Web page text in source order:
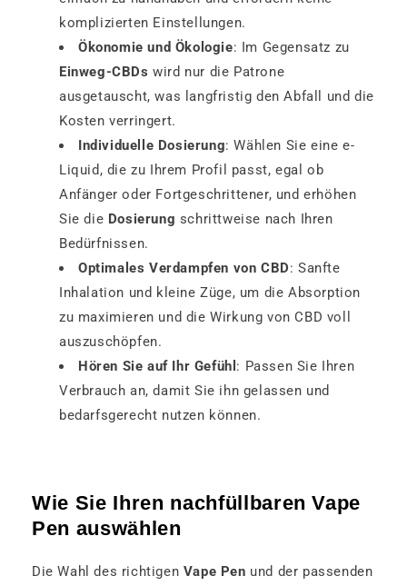
komplizierten Einstellungen.
Ökonomie und Ökologie: Im Gegensatz zu
Einweg-CBDs wird nur die Patrone
ausgetauscht, was langfristig den Abfall und die
Kosten verringert.
Individuelle Dosierung: Wählen Sie eine e-
Liquid, die zu Ihrem Profil passt, egal ob
Anfänger oder Fortgeschrittener, und erhöhen
Sie die Dosierung schrittweise nach Ihren
Bedürfnissen.
Optimales Verdampfen von CBD: Sanfte
Inhalation und kleine Züge, um die Absorption
zu maximieren und die Wirkung von CBD voll
auszuschöpfen.
Hören Sie auf Ihr Gefühl : Passen Sie Ihren
Verbrauch an, damit Sie ihn gelassen und
bedarfsgerecht nutzen können.
Wie Sie Ihren nachfüllbaren Vape
Pen auswählen
Die Wahl des richtigen Vape Pen und der passenden